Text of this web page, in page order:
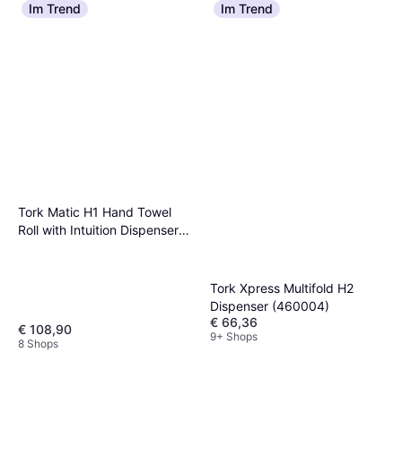
Im Trend
Tork Matic H1 Hand Towel
Roll with Intuition Dispenser
€ 108,90
8 Shops
Im Trend
Tork Xpress Multifold H2
Dispenser (460004)
€ 66,36
9+ Shops